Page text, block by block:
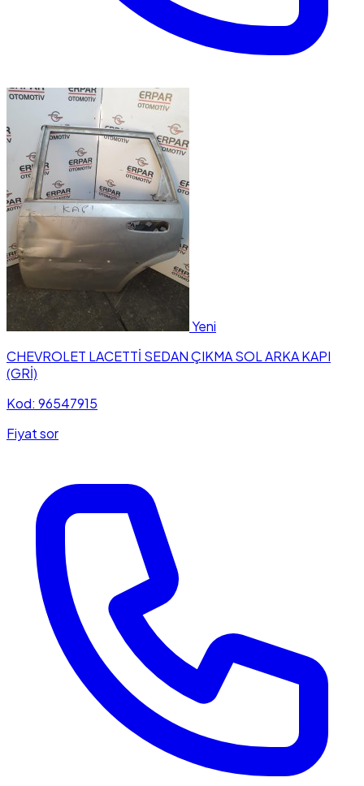
Yeni
CHEVROLET LACETTİ SEDAN ÇIKMA SOL ARKA KAPI
(GRİ)
Kod: 96547915
Fiyat sor